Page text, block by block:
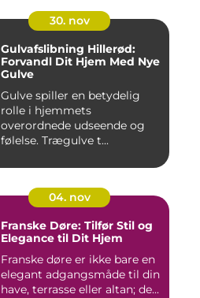
30. nov
Gulvafslibning Hillerød:
Forvandl Dit Hjem Med Nye
Gulve
Gulve spiller en betydelig
rolle i hjemmets
overordnede udseende og
følelse. Trægulve t...
04. nov
Franske Døre: Tilfør Stil og
Elegance til Dit Hjem
Franske døre er ikke bare en
elegant adgangsmåde til din
have, terrasse eller altan; de...